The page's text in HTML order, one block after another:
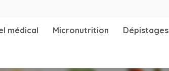
médical Micronutrition Dépistages